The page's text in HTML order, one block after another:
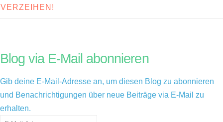
VERZEIHEN!
Blog via E-Mail abonnieren
Gib deine E-Mail-Adresse an, um diesen Blog zu abonnieren
und Benachrichtigungen über neue Beiträge via E-Mail zu
erhalten.